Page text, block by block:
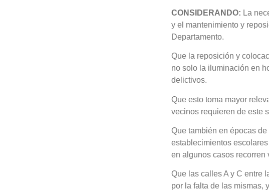
CONSIDERANDO: La
y el mantenimiento y
Departamento.
Que la reposición y
no solo la iluminación en
delictivos.
Que esto toma mayor
vecinos requieren de este
Que también en épocas
establecimientos
en algunos casos recorren
Que las calles A y C entre
por la falta de las mismas,